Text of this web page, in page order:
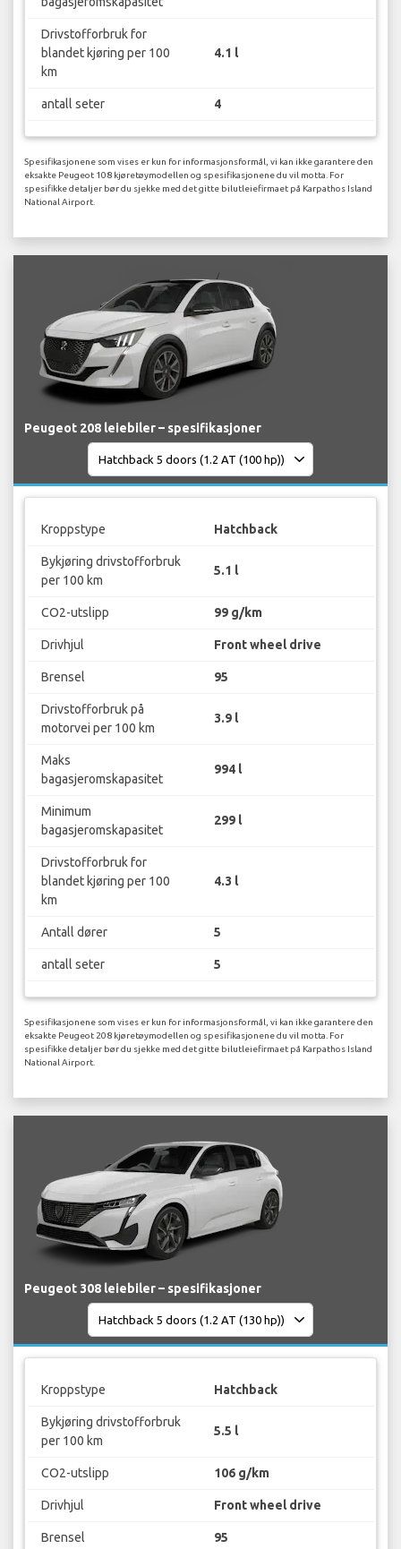
Drivstofforbruk for
blandet kjøring per 100
km
4.1 l
antall seter 4
Spesifikasjonene som vises er kun for informasjonsformål, vi kan ikke garantere den
eksakte Peugeot 108 kjøretøymodellen og spesifikasjonene du vil motta. For
spesifikke detaljer bør du sjekke med det gitte bilutleiefirmaet på Karpathos Island
National Airport.
Peugeot 208 leiebiler – spesifikasjoner
Kroppstype Hatchback
Bykjøring drivstofforbruk
per 100 km
5.1 l
CO2-utslipp 99 g/km
Drivhjul Front wheel drive
Brensel 95
Drivstofforbruk på
motorvei per 100 km
3.9 l
Maks
bagasjeromskapasitet
994 l
Minimum
bagasjeromskapasitet
299 l
Drivstofforbruk for
blandet kjøring per 100
km
4.3 l
Antall dører 5
antall seter 5
Spesifikasjonene som vises er kun for informasjonsformål, vi kan ikke garantere den
eksakte Peugeot 208 kjøretøymodellen og spesifikasjonene du vil motta. For
spesifikke detaljer bør du sjekke med det gitte bilutleiefirmaet på Karpathos Island
National Airport.
Peugeot 308 leiebiler – spesifikasjoner
Kroppstype Hatchback
Bykjøring drivstofforbruk
per 100 km
5.5 l
CO2-utslipp 106 g/km
Drivhjul Front wheel drive
Brensel 95